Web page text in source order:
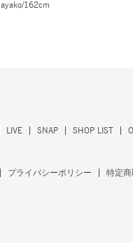
ayako/162cm
LIVE SNAP SHOP LIST
プライバシーポリシー 特定